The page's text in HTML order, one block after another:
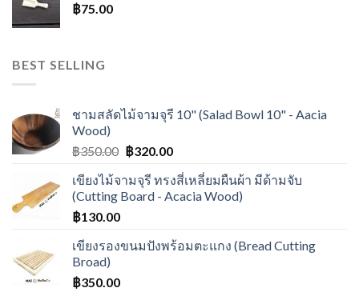
฿75.00
BEST SELLING
ชามสลัดไม้จามจุรี 10" (Salad Bowl 10" - Aacia
Wood)
฿350.00 ฿320.00
เขียงไม้จามจุรี ทรงสี่เหลี่ยมผืนผ้า มีด้ามจับ
(Cutting Board - Acacia Wood)
฿130.00
เขียงรองขนมปังพร้อมตะแกง (Bread Cutting
Broad)
฿350.00